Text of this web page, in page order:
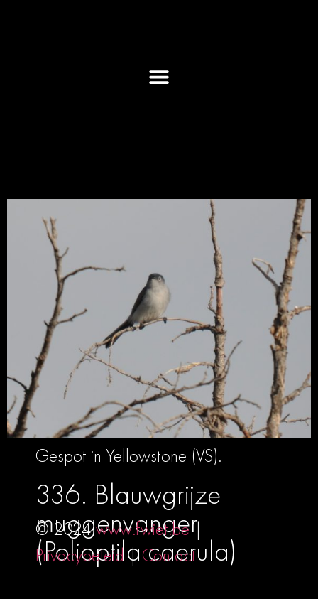
336. Blauwgrijze
muggenvanger
(Polioptila caerula)
Gespot in Yellowstone (VS).
© 2024www.fwiet.be|
Privacybeleid|Contact